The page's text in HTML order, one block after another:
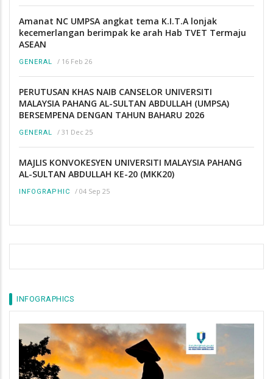
Amanat NC UMPSA angkat tema K.I.T.A lonjak
kecemerlangan berimpak ke arah Hab TVET Termaju
ASEAN
GENERAL / 16 Feb 26
PERUTUSAN KHAS NAIB CANSELOR UNIVERSITI
MALAYSIA PAHANG AL-SULTAN ABDULLAH (UMPSA)
BERSEMPENA DENGAN TAHUN BAHARU 2026
GENERAL / 31 Dec 25
MAJLIS KONVOKESYEN UNIVERSITI MALAYSIA PAHANG
AL-SULTAN ABDULLAH KE-20 (MKK20)
INFOGRAPHIC / 04 Sep 25
INFOGRAPHICS